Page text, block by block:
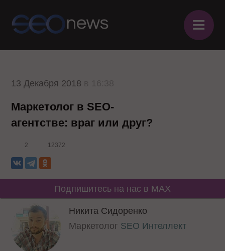
≡
13 Декабря 2018
Маркетолог в SEO-
агентстве: враг или друг?
2 12372
Подпишитесь на нас в MAX
Никита Сидоренко
Маркетолог SEO Интеллект